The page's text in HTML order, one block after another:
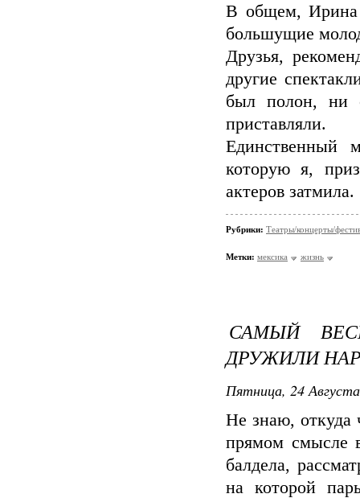
В общем, Ирина
большущие
Друзья,
другие
был полон, ни
приставляли.
Единственный
которую я,
актеров затмила.
Рубрики: Театры/концерты/
Метки: мексика жизнь
САМЫЙ
ДРУЖИЛИ
Пятница, 24
Не знаю, откуда
прямом смысле
балдела,
на которой